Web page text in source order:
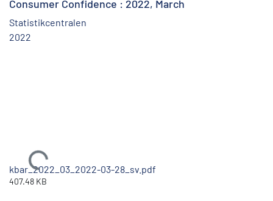
Consumer Confidence : 2022, March
Statistikcentralen
2022
Ladataan...
kbar_2022_03_2022-03-28_sv.pdf
407.48 KB